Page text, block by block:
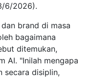
6/2026).
brand di masa
bagaimana
ditemukan,
AI. "Inilah mengapa
secara disiplin,